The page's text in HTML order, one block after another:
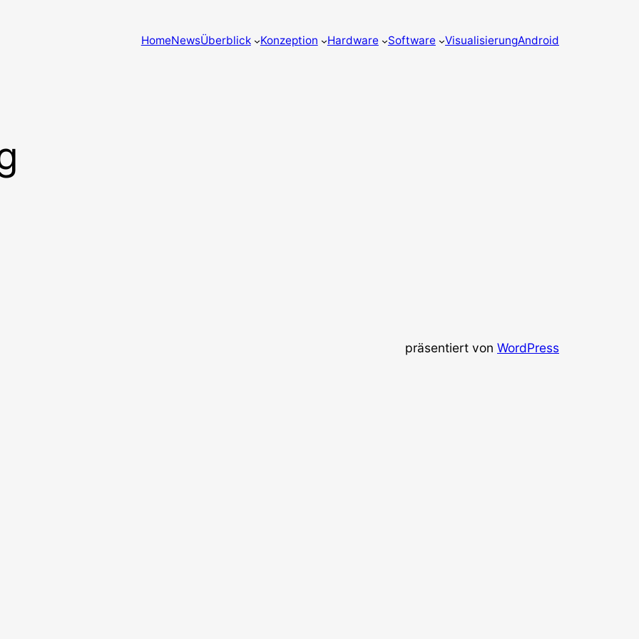
HomeNewsÜberblick Konzeption Hardware Software VisualisierungAndroid
präsentiert von WordPress